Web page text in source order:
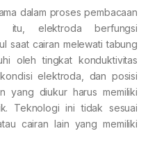
dalam proses pembacaan
itu, elektroda berfungsi
saat cairan melewati tabung
oleh tingkat konduktivitas
elektroda, dan posisi
yang diukur harus memiliki
Teknologi ini tidak sesuai
cairan lain yang memiliki